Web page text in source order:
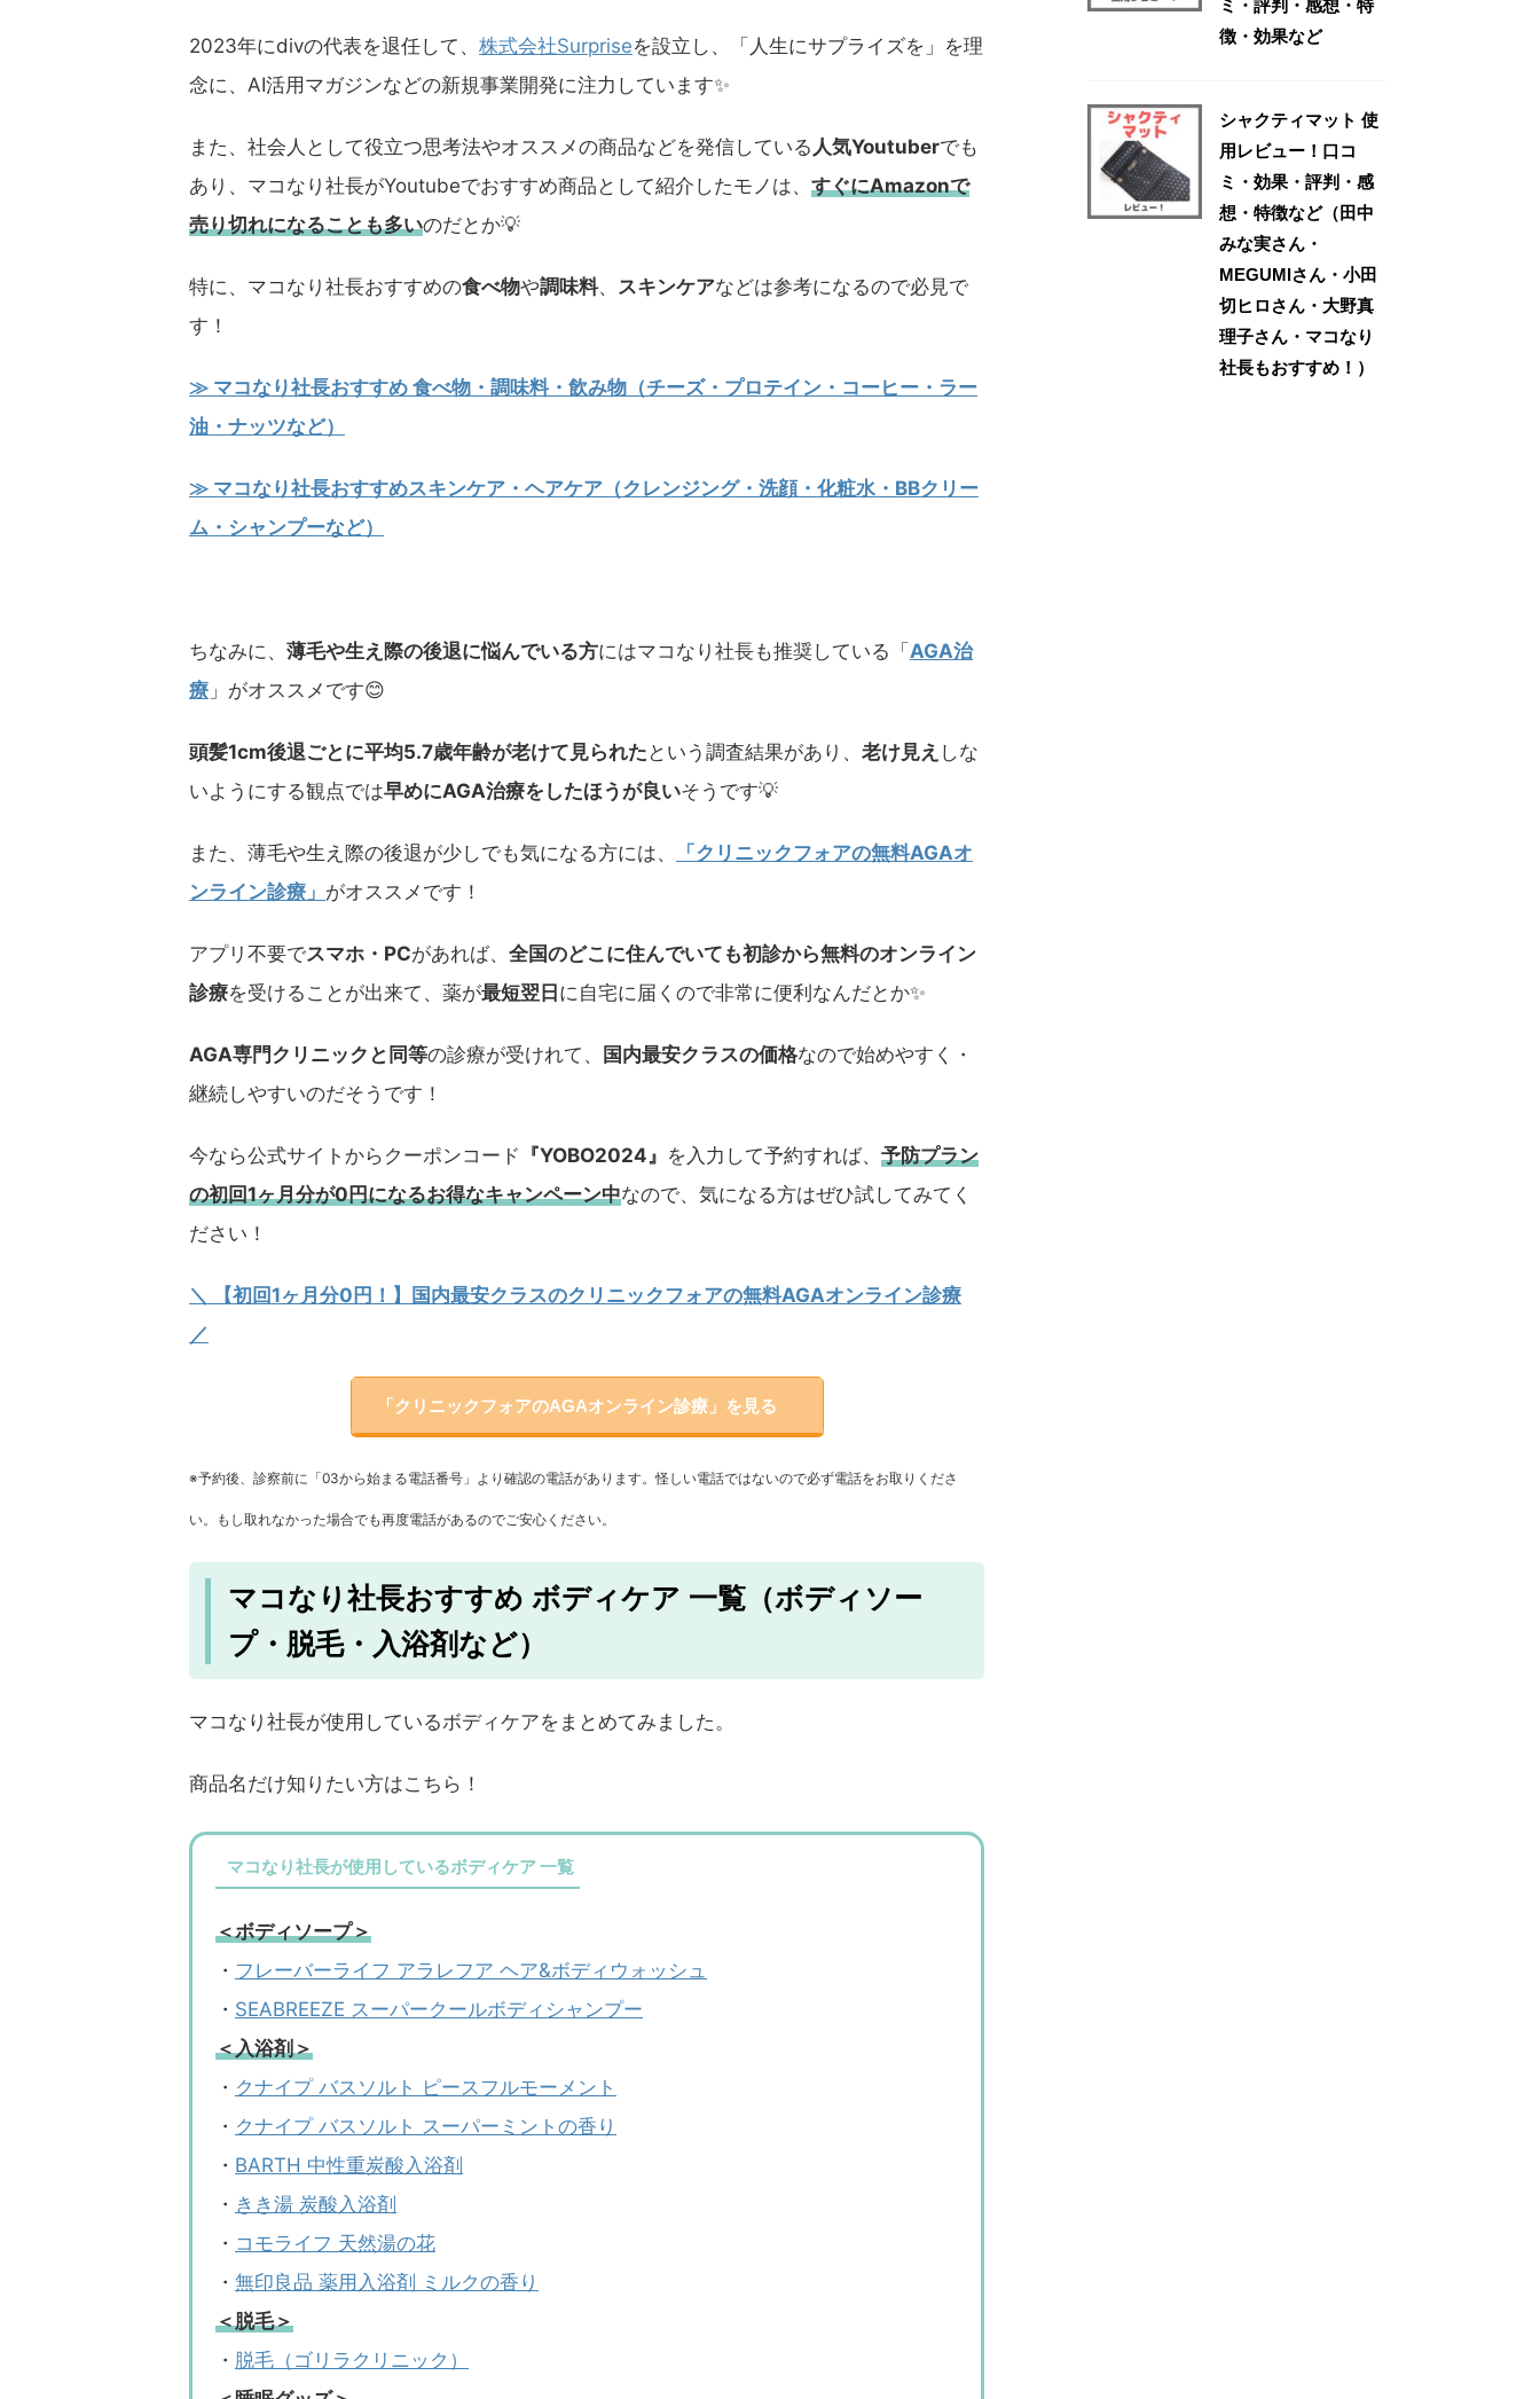
2023年にdivの代表を退任して、 株式会社Surpriseを設立し、「人生にサプライズを」を理
念に、AI活用マガジンなどの新規事業開発に注力しています✨️
また、社会人として役立つ思考法やオススメの商品などを発信している 人気Youtuberでも
あり、マコなり社長がYoutubeでおすすめ商品として紹介したモノは、 すぐにAmazonで
売り切れになることも多いのだとか💡
特に、マコなり社長おすすめの食べ物や調味料、 スキンケアなどは参考になるので必見で
す！
≫ マコなり社長おすすめ 食べ物・調味料・飲み物（チーズ・プロテイン・コーヒー・ラー
油・ナッツなど）
≫ マコなり社長おすすめスキンケア・ヘアケア（クレンジング・洗顔・化粧水・BBクリー
ム・シャンプーなど）
ちなみに、 薄毛や生え際の後退に悩んでいる方にはマコなり社長も推奨している「 AGA治
療 」がオススメです😊
頭髪1cm後退ごとに平均5.7歳年齢が老けて見られた という調査結果があり、 老け見え しな
いようにする観点では早めにAGA治療をしたほうが良いそうです💡
また、薄毛や生え際の後退が少しでも気になる方には、
「クリニックフォアの無料AGAオ
ンライン診療」 がオススメです！
アプリ不要でスマホ・PCがあれば、 全国のどこに住んでいても初診から無料のオンライン
診療を受けることが出来て、薬が最短翌日 に自宅に届くので非常に便利なんだとか✨
AGA専門クリニックと同等の診療が受けれて、 国内最安クラスの価格なので始めやすく・
継続しやすいのだそうです！
今なら公式サイトからクーポンコード 『YOBO2024』 を入力して予約すれば、 予防プラン
の初回1ヶ月分が0円になるお得なキャンペーン中なので、気になる方はぜひ試してみてく
ださい！
＼ 【初回1ヶ月分0円！】国内最安クラスのクリニックフォアの無料AGAオンライン診療
／
「クリニックフォアのAGAオンライン診療」を見る
※予約後、診察前に「03から始まる電話番号」より確認の電話があります。怪しい電話ではないので必ず電話をお取りくださ
い。もし取れなかった場合でも再度電話があるのでご安心ください。
マコなり社長おすすめ ボディケア 一覧（ボディソー
プ・脱毛・入浴剤など）
マコなり社長が使用しているボディケアをまとめてみました。
商品名だけ知りたい方はこちら！
マコなり社長が使用しているボディケア 一覧
＜ボディソープ＞
・ フレーバーライフ アラレフア ヘア&ボディウォッシュ
・ SEABREEZE スーパークールボディシャンプー
＜入浴剤＞
・ クナイプ バスソルト ピースフルモーメント
・ クナイプ バスソルト スーパーミントの香り
・ BARTH 中性重炭酸入浴剤
・ きき湯 炭酸入浴剤
・ コモライフ 天然湯の花
・ 無印良品 薬用入浴剤 ミルクの香り
＜脱毛＞
・ 脱毛（ゴリラクリニック）
ミ・評判・感想・特
徴・効果など
シャクティマット 使
用レビュー！口コ
ミ・効果・評判・感
想・特徴など（田中
みな実さん・
MEGUMIさん・小田
切ヒロさん・大野真
理子さん・マコなり
社長もおすすめ！）